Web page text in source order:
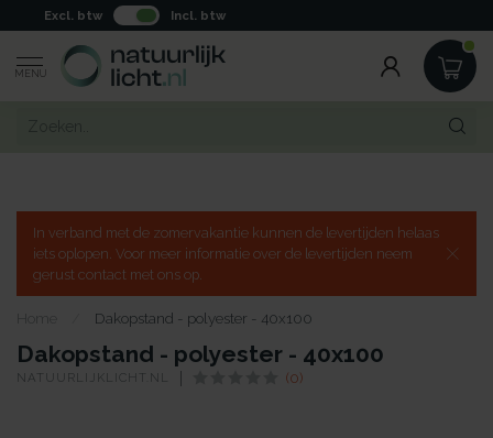
Excl. btw Incl. btw
MENU
In verband met de zomervakantie kunnen de levertijden helaas
iets oplopen. Voor meer informatie over de levertijden neem
gerust contact met ons op.
Home Dakopstand - polyester - 40x100
Dakopstand - polyester - 40x100
NATUURLIJKLICHT.NL (0)